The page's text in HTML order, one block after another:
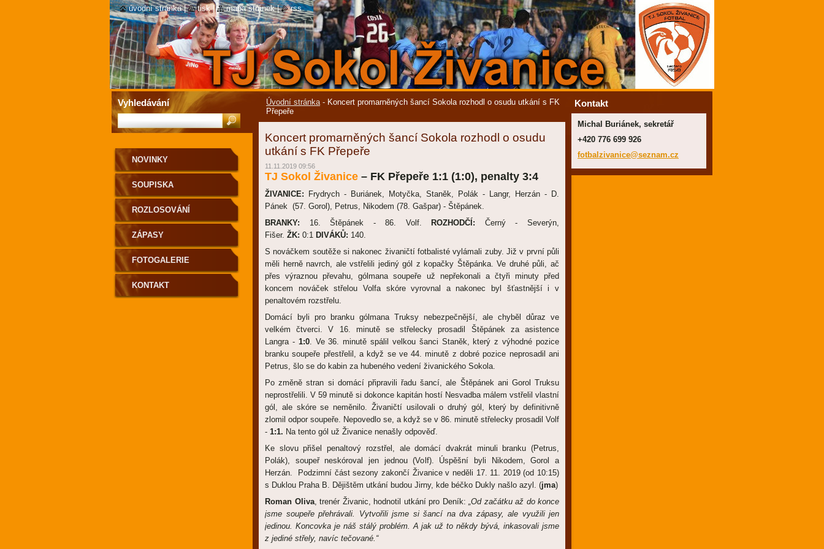
Úvodní stránka - Koncert promarněných šancí Sokola rozhodl o osudu utkání s FK
Přepeře
Koncert promarněných šancí Sokola rozhodl o osudu
utkání s FK Přepeře
11.11.2019 09:56
TJ Sokol Živanice – FK Přepeře 1:1 (1:0), penalty 3:4
ŽIVANICE: Frydrych - Buriánek, Motyčka, Staněk, Polák - Langr, Herzán - D.
Pánek (57. Gorol), Petrus, Nikodem (78. Gašpar) - Štěpánek.
BRANKY: 16. Štěpánek - 86. Volf. ROZHODČÍ: Černý - Severýn,
Fišer. ŽK: 0:1 DIVÁKŮ: 140.
S nováčkem soutěže si nakonec živaničtí fotbalisté vylámali zuby. Již v první půli
měli herně navrch, ale vstřelili jediný gól z kopačky Štěpánka. Ve druhé půli, ač
přes výraznou převahu, gólmana soupeře už nepřekonali a čtyři minuty před
koncem nováček střelou Volfa skóre vyrovnal a nakonec byl šťastnější i v
penaltovém rozstřelu.
Domácí byli pro branku gólmana Truksy nebezpečnější, ale chyběl důraz ve
velkém čtverci. V 16. minutě se střelecky prosadil Štěpánek za asistence
Langra - 1:0. Ve 36. minutě spálil velkou šanci Staněk, který z výhodné pozice
branku soupeře přestřelil, a když se ve 44. minutě z dobré pozice neprosadil ani
Petrus, šlo se do kabin za hubeného vedení živanického Sokola.
Po změně stran si domácí připravili řadu šancí, ale Štěpánek ani Gorol Truksu
neprostřelili. V 59 minutě si dokonce kapitán hostí Nesvadba málem vstřelil vlastní
gól, ale skóre se neměnilo. Živaničtí usilovali o druhý gól, který by definitivně
zlomil odpor soupeře. Nepovedlo se, a když se v 86. minutě střelecky prosadil Volf
- 1:1. Na tento gól už Živanice nenašly odpověď.
Ke slovu přišel penaltový rozstřel, ale domácí dvakrát minuli branku (Petrus,
Polák), soupeř neskóroval jen jednou (Volf). Úspěšní byli Nikodem, Gorol a
Herzán. Podzimní část sezony zakončí Živanice v neděli 17. 11. 2019 (od 10:15)
s Duklou Praha B. Dějištěm utkání budou Jirny, kde béčko Dukly našlo azyl. (jma)
Roman Oliva, trenér Živanic, hodnotil utkání pro Deník: „Od začátku až do konce
jsme soupeře přehrávali. Vytvořili jsme si šancí na dva zápasy, ale využili jen
jedinou. Koncovka je náš stálý problém. A jak už to někdy bývá, inkasovali jsme
z jediné střely, navíc tečované.“
NOVINKY
SOUPISKA
ROZLOSOVÁNÍ
ZÁPASY
FOTOGALERIE
KONTAKT
Kontakt
Michal Buriánek, sekretář
+420 776 699 926
fotbalzivanice@seznam.cz
Vyhledávání
úvodní stránka | tisk | mapa stránek | rss